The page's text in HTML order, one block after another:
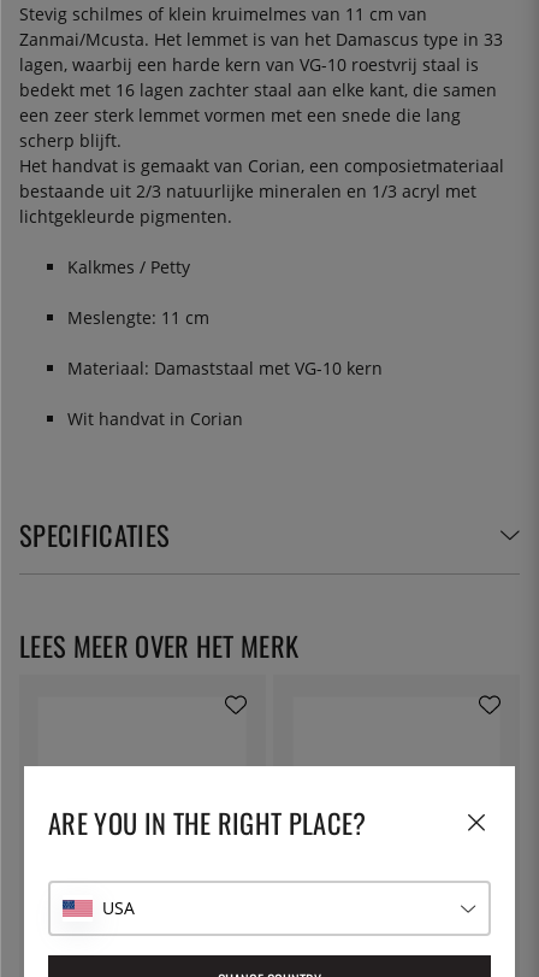
Stevig schilmes of klein kruimelmes van 11 cm van
Zanmai/Mcusta. Het lemmet is van het Damascus type in 33
lagen, waarbij een harde kern van VG-10 roestvrij staal is
bedekt met 16 lagen zachter staal aan elke kant, die samen
een zeer sterk lemmet vormen met een snede die lang
scherp blijft.
Het handvat is gemaakt van Corian, een composietmateriaal
bestaande uit 2/3 natuurlijke mineralen en 1/3 acryl met
lichtgekleurde pigmenten.
Kalkmes / Petty
Meslengte: 11 cm
Materiaal: Damaststaal met VG-10 kern
Wit handvat in Corian
SPECIFICATIES
MCUSTA/ZANMAI
Small 15 cm, Klassieke
Small, 12 cm, modern molybdeen
LEES MEER OVER HET MERK
ARE YOU IN THE RIGHT PLACE?
USA